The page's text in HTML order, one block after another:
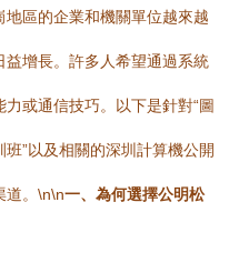
區的企業和機關單位越來越
增長。許多人希望通過系統
或通信技巧。以下是針對“圖
”以及相關的深圳計算機公開
道。\n\n一、為何選擇公明松